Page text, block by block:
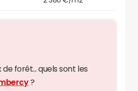
de forêt... quels sont les
?